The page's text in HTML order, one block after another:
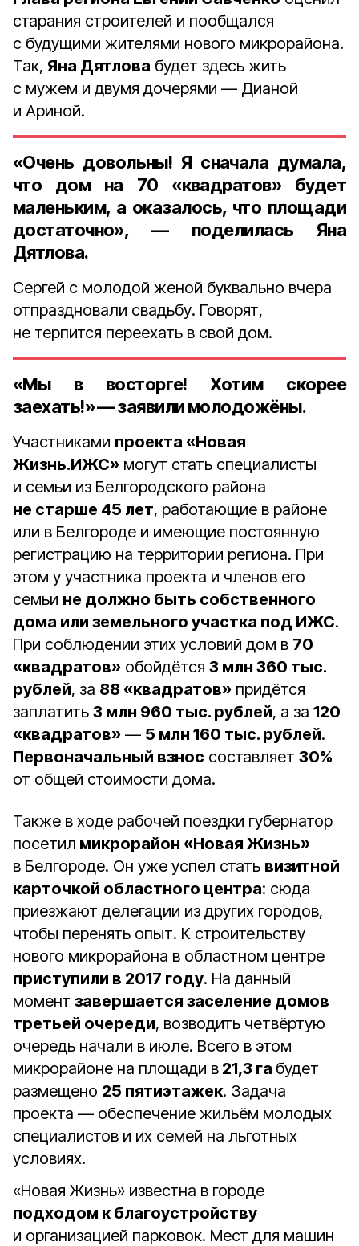
старания строителей и пообщался
с будущими жителями нового микрорайона.
Так, Яна Дятлова будет здесь жить
с мужем и двумя дочерями — Дианой
и Ариной.
«Очень довольны! Я сначала думала,
что дом на 70 «квадратов» будет
маленьким, а оказалось, что площади
достаточно», — поделилась Яна
Дятлова.
Сергей с молодой женой буквально вчера
отпраздновали свадьбу. Говорят,
не терпится переехать в свой дом.
«Мы в восторге! Хотим скорее
заехать!» — заявили молодожёны.
Участниками проекта «Новая
Жизнь.ИЖС» могут стать специалисты
и семьи из Белгородского района
не старше 45 лет, работающие в районе
или в Белгороде и имеющие постоянную
регистрацию на территории региона. При
этом у участника проекта и членов его
семьи не должно быть собственного
дома или земельного участка под ИЖС.
При соблюдении этих условий дом в 70
«квадратов» обойдётся 3 млн 360 тыс.
рублей, за 88 «квадратов» придётся
заплатить 3 млн 960 тыс. рублей, а за 120
«квадратов» — 5 млн 160 тыс. рублей.
Первоначальный взнос составляет 30%
от общей стоимости дома.
Также в ходе рабочей поездки губернатор
посетил микрорайон «Новая Жизнь»
в Белгороде. Он уже успел стать визитной
карточкой областного центра: сюда
приезжают делегации из других городов,
чтобы перенять опыт. К строительству
нового микрорайона в областном центре
приступили в 2017 году. На данный
момент завершается заселение домов
третьей очереди, возводить четвёртую
очередь начали в июле. Всего в этом
микрорайоне на площади в 21,3 га будет
размещено 25 пятиэтажек. Задача
проекта — обеспечение жильём молодых
специалистов и их семей на льготных
условиях.
«Новая Жизнь» известна в городе
подходом к благоустройству
и организацией парковок. Мест для машин